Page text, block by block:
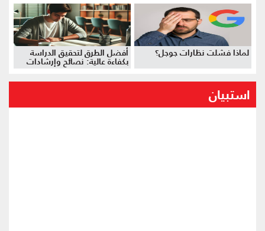
لماذا فشلت نظارات جوجل؟ أفضل الطرق لتحقيق الدراسة
بكفاءة عالية: نصائح وإرشادات
استبيان